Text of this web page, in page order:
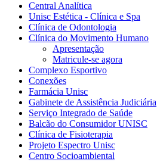
Central Analítica
Unisc Estética - Clínica e Spa
Clínica de Odontologia
Clínica do Movimento Humano
Apresentação
Matricule-se agora
Complexo Esportivo
Conexões
Farmácia Unisc
Gabinete de Assistência Judiciária
Serviço Integrado de Saúde
Balcão do Consumidor UNISC
Clínica de Fisioterapia
Projeto Espectro Unisc
Centro Socioambiental